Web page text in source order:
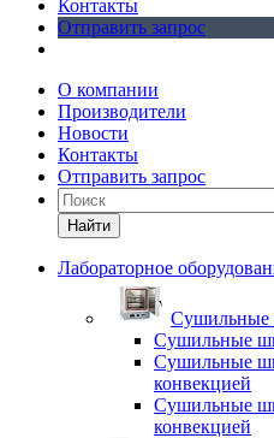
Контакты
Отправить запрос
О компании
Производители
Новости
Контакты
Отправить запрос
Найти
Лабораторное
Сушильные
Сушильные
конвекцией
Сушильные
конвекцией